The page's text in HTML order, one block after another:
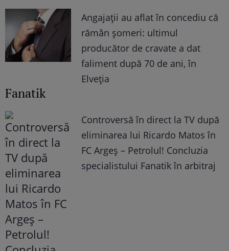
Angajații au aflat în concediu că
rămân șomeri: ultimul
producător de cravate a dat
faliment după 70 de ani, în
Elveția
Fanatik
Controversă în direct la TV după
eliminarea lui Ricardo Matos în
FC Argeș – Petrolul! Concluzia
specialistului Fanatik în arbitraj